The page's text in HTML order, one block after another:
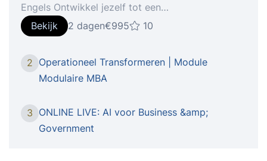
Engels Ontwikkel jezelf tot een
toekomstbestendige professional die AI effectief
kan inzetten binnen organisaties en overheden!
Wat houdt de AI voor Business & Government
training in? De training AI voor Business &
begrijpen hoe AI organisaties, overheden en de
maatschappij verandert. Waar AI vroeger vooral
Bekijk 2 dagen€995 10
2 Operationeel Transformeren | Module
Modulaire MBA
3 ONLINE LIVE: AI voor Business &amp;
Government